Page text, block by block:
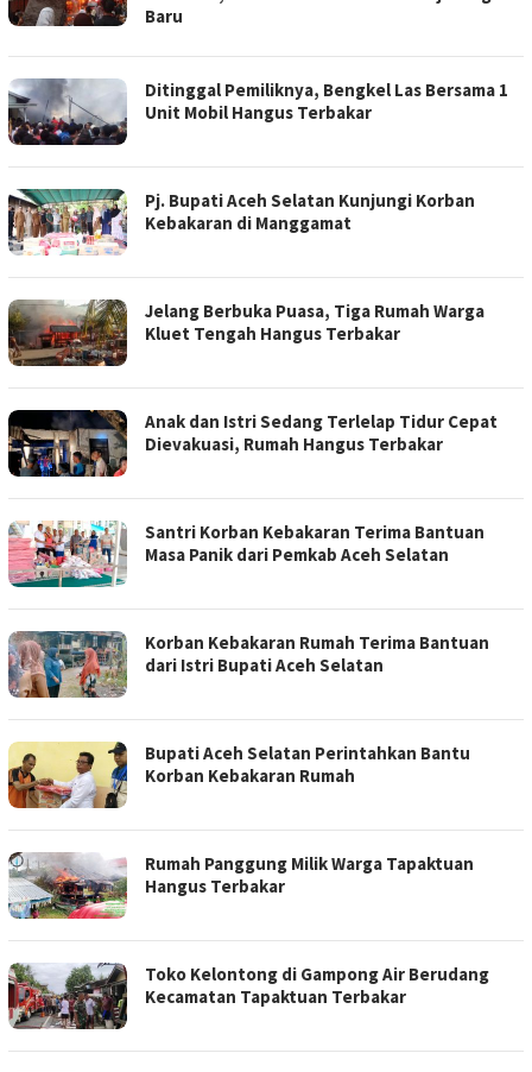
Baru
Ditinggal Pemiliknya, Bengkel Las Bersama 1
Unit Mobil Hangus Terbakar
Pj. Bupati Aceh Selatan Kunjungi Korban
Kebakaran di Manggamat
Jelang Berbuka Puasa, Tiga Rumah Warga
Kluet Tengah Hangus Terbakar
Anak dan Istri Sedang Terlelap Tidur Cepat
Dievakuasi, Rumah Hangus Terbakar
Santri Korban Kebakaran Terima Bantuan
Masa Panik dari Pemkab Aceh Selatan
Korban Kebakaran Rumah Terima Bantuan
dari Istri Bupati Aceh Selatan
Bupati Aceh Selatan Perintahkan Bantu
Korban Kebakaran Rumah
Rumah Panggung Milik Warga Tapaktuan
Hangus Terbakar
Toko Kelontong di Gampong Air Berudang
Kecamatan Tapaktuan Terbakar